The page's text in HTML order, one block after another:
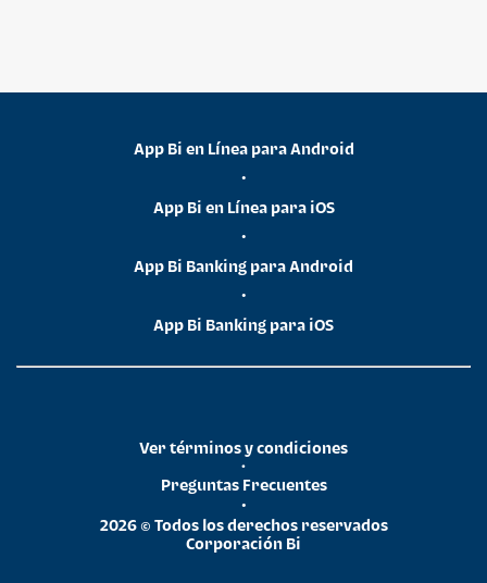
App Bi en Línea para Android
•
App Bi en Línea para iOS
•
App Bi Banking para Android
•
App Bi Banking para iOS
2026 © Todos los derechos reservados
Corporación Bi
•
Preguntas Frecuentes
•
Ver términos y condiciones